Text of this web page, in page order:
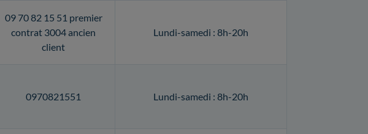
09 70 82 15 51 premier
contrat 3004 ancien
client
Lundi-samedi : 8h-20h
0970821551 Lundi-samedi : 8h-20h